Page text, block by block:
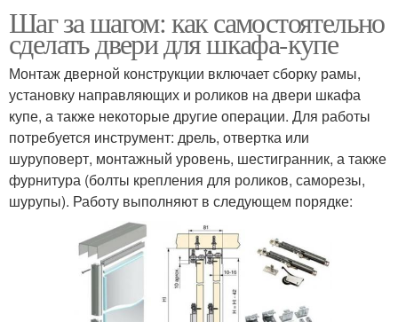
Шаг за шагом: как самостоятельно
сделать двери для шкафа-купе
Монтаж дверной конструкции включает сборку рамы,
установку направляющих и роликов на двери шкафа
купе, а также некоторые другие операции. Для работы
потребуется инструмент: дрель, отвертка или
шуруповерт, монтажный уровень, шестигранник, а также
фурнитура (болты крепления для роликов, саморезы,
шурупы). Работу выполняют в следующем порядке: